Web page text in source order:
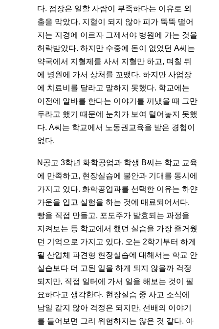
다. 점장은 일할 사람이 부족하다는 이유로 외
출을 막았다. 지혈이 되지 않아 피가 뚝뚝 떨어
지는 지경에 이르자 그제서야 병원에 가는 것을
허락받았다. 하지만 수중에 돈이 없었던 A씨는
약국에서 지혈제를 사서 지혈만 하고, 며칠 뒤
에 병원에 가서 상처를 꼬맸다. 하지만 사업장
에 치료비를 달라고 말하지 못했다. 학교에는
이전에 알바를 한다는 이야기를 꺼냈을 때 그만
두라고 했기 때문에 눈치가 보여 털어놓지 못했
다. A씨는 학교에서 노동권교육을 받은 경험이
없다.
N공고 3학년 화학공업과 학생 B씨는 학교 교육
에 만족하고, 현장실습에 불안과 기대를 동시에
가지고 있다. 화학공업과를 선택한 이유는 하얀
가운을 입고 실험을 하는 것에 매료되어서다.
빵을 직접 만들고, 포도주가 발효되는 과정을
지켜보는 등 학교에서 했던 실습을 가장 즐거웠
던 기억으로 가지고 있다. 오는 2학기부터 하게
될 산업체 파견형 현장실습에 대해서는 학교 안
실습보다 더 고된 일을 하게 되지 않을까 걱정
되지만, 직접 일터에 가서 일을 해보는 것이 필
요하다고 생각한다. 현장실습 중 사고 소식에
남일 같지 않아 걱정은 되지만, 선배의 이야기
를 들어보면 그리 위험하지는 않은 것 같다. 아